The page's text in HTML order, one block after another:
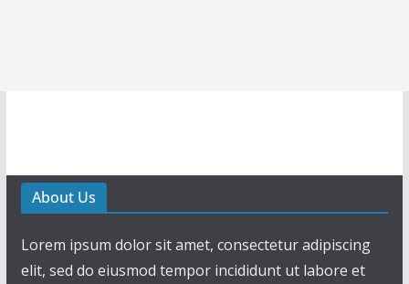
About Us
Lorem ipsum dolor sit amet, consectetur adipiscing
elit, sed do eiusmod tempor incididunt ut labore et